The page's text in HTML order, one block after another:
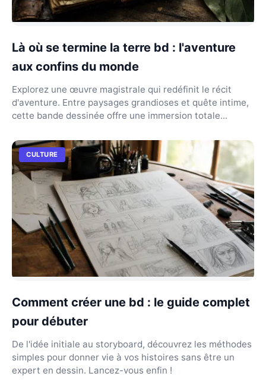
Là où se termine la terre bd : l'aventure
aux confins du monde
Explorez une œuvre magistrale qui redéfinit le récit
d'aventure. Entre paysages grandioses et quête intime,
cette bande dessinée offre une immersion totale...
CULTURE
Comment créer une bd : le guide complet
pour débuter
De l'idée initiale au storyboard, découvrez les méthodes
simples pour donner vie à vos histoires sans être un
expert en dessin. Lancez-vous enfin !